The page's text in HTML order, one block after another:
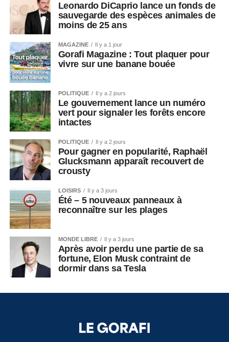
Leonardo DiCaprio lance un fonds de
sauvegarde des espèces animales de
moins de 25 ans
MAGAZINE Il y a 1 jour
Gorafi Magazine : Tout plaquer pour
vivre sur une banane bouée
POLITIQUE Il y a 2 jours
Le gouvernement lance un numéro
vert pour signaler les forêts encore
intactes
POLITIQUE Il y a 2 jours
Pour gagner en popularité, Raphaël
Glucksmann apparaît recouvert de
crousty
LOISIRS Il y a 3 jours
Été – 5 nouveaux panneaux à
reconnaître sur les plages
MONDE LIBRE Il y a 3 jours
Après avoir perdu une partie de sa
fortune, Elon Musk contraint de
dormir dans sa Tesla